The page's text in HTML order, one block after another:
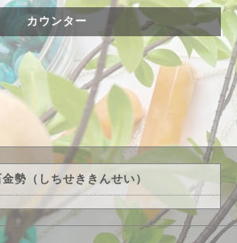
カウンター
勢（しちせききんせい）